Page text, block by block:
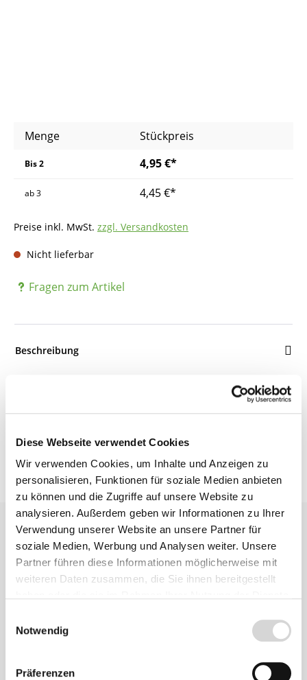
Diese Webseite verwendet Cookies
Wir verwenden Cookies, um Inhalte und Anzeigen zu
personalisieren, Funktionen für soziale Medien anbieten
zu können und die Zugriffe auf unsere Website zu
analysieren. Außerdem geben wir Informationen zu Ihrer
Verwendung unserer Website an unsere Partner für
soziale Medien, Werbung und Analysen weiter. Unsere
Partner führen diese Informationen möglicherweise mit
weiteren Daten zusammen, die Sie ihnen bereitgestellt
Notwendig
Präferenzen
Menge Stückpreis
Bis2 4,95 €*
ab3 4,45 €*
Preise inkl. MwSt. zzgl. Versandkosten
Nicht lieferbar
Fragen zum Artikel
Beschreibung
Produkt